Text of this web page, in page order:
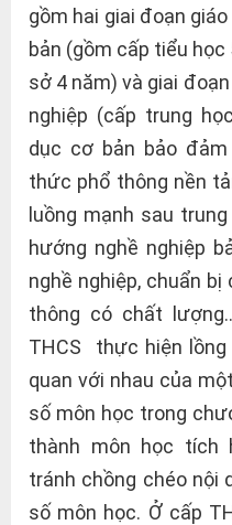
gồm hai giai đoạn
bản (gồm cấp tiểu
sở 4 năm) và giai
nghiệp (cấp trung
dục cơ bản bảo
thức phổ thông nền
luồng mạnh sau
hướng nghề nghiệp
nghề nghiệp, chuẩn
thông có chất
THCS thực hiện lồng
quan với nhau của
số môn học trong
thành môn học tích
tránh chồng chéo nội
số môn học. Ở cấp